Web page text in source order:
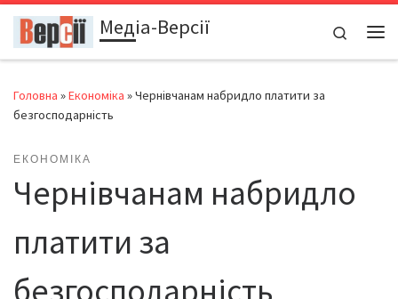
Перейти до вмістуМедіа-Версії
Search
Головна »Економіка »Чернівчанам набридло платити за
безгосподарність
ЕКОНОМІКА
Чернівчанам набридло
платити за